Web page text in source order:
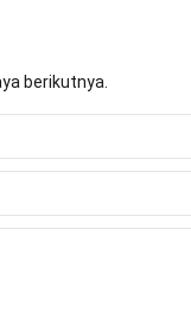
berikutnya.